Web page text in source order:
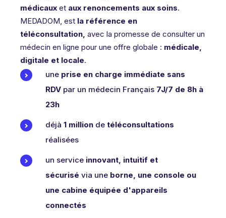
médicaux et aux renoncements aux soins.
MEDADOM, est la référence en
téléconsultation, avec la promesse de consulter un
médecin en ligne pour une offre globale : médicale,
digitale et locale.
une prise en charge immédiate sans
RDV par un médecin Français 7J/7 de 8h à
23h
déjà 1 million de téléconsultations
réalisées
un service innovant, intuitif et
sécurisé via une borne, une console ou
une cabine équipée d'appareils
connectés